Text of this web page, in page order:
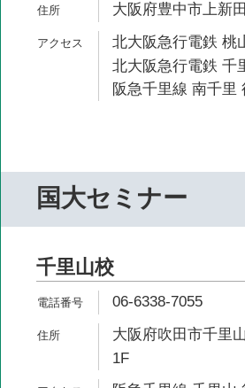
大阪府豊中市上新
北大阪急行電鉄 桃
北大阪急行電鉄 千
阪急千里線 南千里
国大セミナー
千里山校
06-6338-7055
大阪府吹田市千里
1F